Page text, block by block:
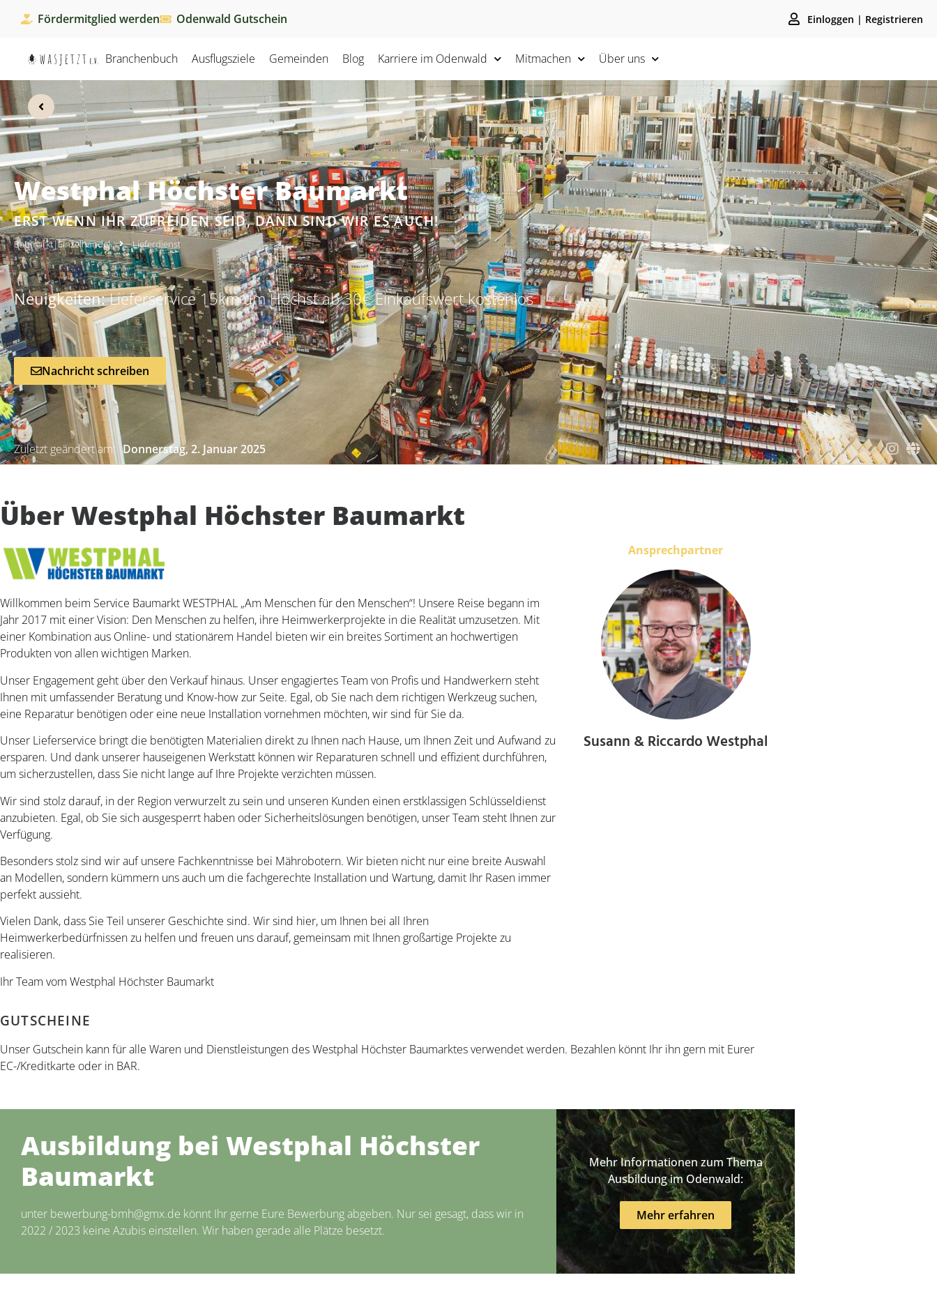
Fördermitglied werden Odenwald Gutschein Einloggen | Registrieren
Branchenbuch Ausflugsziele Gemeinden Blog Karriere im Odenwald Mitmachen Über uns
Westphal Höchster Baumarkt
ERST WENN IHR ZUFREIDEN SEID, DANN SIND WIR ES AUCH!
Baumarkt|Einzelhandel Lieferdienst
Neuigkeiten:Lieferservice 15km um Höchst ab 30€ Einkaufswert kostenlos
Nachricht schreiben
Zuletzt geändert am: Donnerstag, 2. Januar 2025
Über Westphal Höchster Baumarkt
Willkommen beim Service Baumarkt WESTPHAL „Am Menschen für den Menschen“! Unsere Reise begann im
Jahr 2017 mit einer Vision: Den Menschen zu helfen, ihre Heimwerkerprojekte in die Realität umzusetzen. Mit
einer Kombination aus Online- und stationärem Handel bieten wir ein breites Sortiment an hochwertigen
Produkten von allen wichtigen Marken.
Unser Engagement geht über den Verkauf hinaus. Unser engagiertes Team von Profis und Handwerkern steht
Ihnen mit umfassender Beratung und Know-how zur Seite. Egal, ob Sie nach dem richtigen Werkzeug suchen,
eine Reparatur benötigen oder eine neue Installation vornehmen möchten, wir sind für Sie da.
Unser Lieferservice bringt die benötigten Materialien direkt zu Ihnen nach Hause, um Ihnen Zeit und Aufwand zu
ersparen. Und dank unserer hauseigenen Werkstatt können wir Reparaturen schnell und effizient durchführen,
um sicherzustellen, dass Sie nicht lange auf Ihre Projekte verzichten müssen.
Wir sind stolz darauf, in der Region verwurzelt zu sein und unseren Kunden einen erstklassigen Schlüsseldienst
anzubieten. Egal, ob Sie sich ausgesperrt haben oder Sicherheitslösungen benötigen, unser Team steht Ihnen zur
Verfügung.
Besonders stolz sind wir auf unsere Fachkenntnisse bei Mährobotern. Wir bieten nicht nur eine breite Auswahl
an Modellen, sondern kümmern uns auch um die fachgerechte Installation und Wartung, damit Ihr Rasen immer
perfekt aussieht.
Vielen Dank, dass Sie Teil unserer Geschichte sind. Wir sind hier, um Ihnen bei all Ihren
Heimwerkerbedürfnissen zu helfen und freuen uns darauf, gemeinsam mit Ihnen großartige Projekte zu
realisieren.
Ihr Team vom Westphal Höchster Baumarkt
Ansprechpartner
Susann & Riccardo Westphal
GUTSCHEINE
Unser Gutschein kann für alle Waren und Dienstleistungen des Westphal Höchster Baumarktes verwendet werden. Bezahlen könnt Ihr ihn gern mit Eurer
EC-/Kreditkarte oder in BAR.
Ausbildung bei Westphal Höchster
Baumarkt
unter bewerbung-bmh@gmx.de könnt Ihr gerne Eure Bewerbung abgeben. Nur sei gesagt, dass wir in
2022 / 2023 keine Azubis einstellen. Wir haben gerade alle Plätze besetzt.
Mehr Informationen zum Thema
Ausbildung im Odenwald:
Mehr erfahren